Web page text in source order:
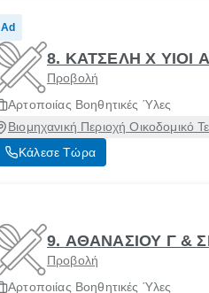
Ad
8. ΚΑΤΣΕΛΗ Χ ΥΙΟΙ
Προβολή
Αρτοποιίας Βοηθητικές Ύλες
Βιομηχανική Περιοχή
Κάλεσε Τώρα
9. ΑΘΑΝΑΣΙΟΥ Γ &
Προβολή
Αρτοποιίας Βοηθητικές Ύλες